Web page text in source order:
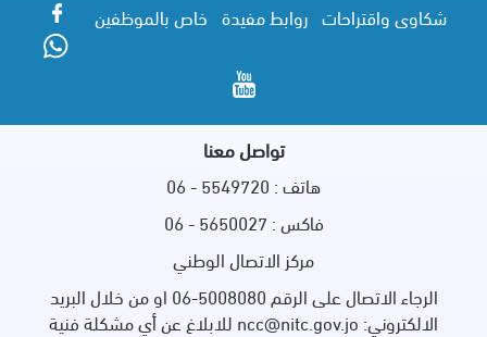
شكاوى واقتراحات روابط مفيدة خاص بالموظفين
تواصل معنا
هاتف : 5549720 - 06
فاكس : 5650027 - 06
مركز الاتصال الوطني
الرجاء الاتصال على الرقم 5008080-06 او من خلال البريد
الالكتروني: ncc@nitc.gov.jo للابلاغ عن أي مشكلة فنية